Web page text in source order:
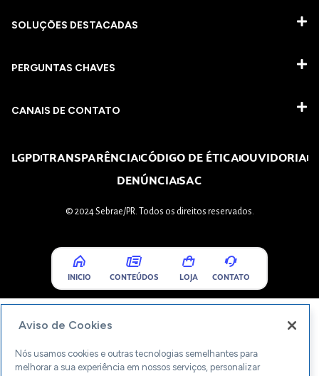
SOLUÇÕES DESTACADAS
PERGUNTAS CHAVES​
CANAIS DE CONTATO
LGPDTRANSPARÊNCIACÓDIGO DE ÉTICAOUVIDORIA
DENÚNCIASAC
© 2024 Sebrae/PR. Todos os direitos reservados.
INICIO CONTEÚDOS LOJA CONTATO
Aviso de Cookies
Nós usamos cookies e outras tecnologias semelhantes para
melhorar a sua experiência em nossos serviços, personalizar